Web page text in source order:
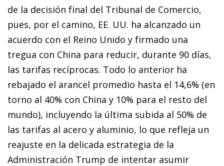
de la decisión final del Tribunal de Comercio,
pues, por el camino, EE. UU. ha alcanzado un
acuerdo con el Reino Unido y firmado una
tregua con China para reducir, durante 90 días,
las tarifas recíprocas. Todo lo anterior ha
rebajado el arancel promedio hasta el 14,6% (en
torno al 40% con China y 10% para el resto del
mundo), incluyendo la última subida al 50% de
las tarifas al acero y aluminio, lo que refleja un
reajuste en la delicada estrategia de la
Administración Trump de intentar asumir